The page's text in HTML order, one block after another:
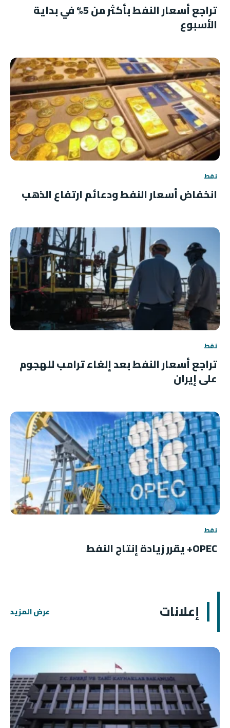
تراجع أسعار النفط بأكثر من 5% في بداية
الأسبوع
نفط
انخفاض أسعار النفط ودعائم ارتفاع الذهب
نفط
تراجع أسعار النفط بعد إلغاء ترامب للهجوم
على إيران
نفط
OPEC+ يقرر زيادة إنتاج النفط
إعلانات عرض المزيد